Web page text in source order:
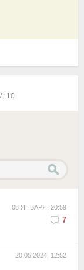
10
08 ЯНВАРЯ, 20:59
7
20.05.2024, 12:52